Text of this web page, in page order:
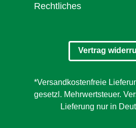
Rechtliches
Vertrag
*Versandkostenfreie
gesetzl. Mehrwertsteuer.
Lieferung nur in